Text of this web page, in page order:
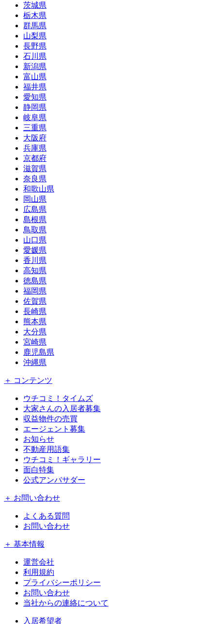
茨城県
栃木県
群馬県
山梨県
長野県
石川県
新潟県
富山県
福井県
愛知県
静岡県
岐阜県
三重県
大阪府
兵庫県
京都府
滋賀県
奈良県
和歌山県
岡山県
広島県
島根県
鳥取県
山口県
愛媛県
香川県
高知県
徳島県
福岡県
佐賀県
長崎県
熊本県
大分県
宮崎県
鹿児島県
沖縄県
＋ コンテンツ
ウチコミ！タイムズ
大家さんの入居者募集
収益物件の売買
エージェント募集
お知らせ
不動産用語集
ウチコミ！ギャラリー
面白特集
公式アンバサダー
＋ お問い合わせ
よくある質問
お問い合わせ
＋ 基本情報
運営会社
利用規約
プライバシーポリシー
お問い合わせ
当社からの連絡について
入居希望者